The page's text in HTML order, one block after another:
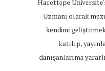
Hacettepe
Uzmanı olarak
kendimi
katılıp,
danışanlarıma